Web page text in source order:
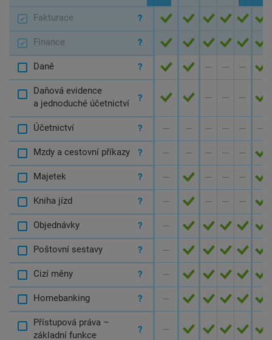
Fakturace ? A A A A A A
Finance ? A A A A A A
Daně ? A A N N N A
Daňová evidence
a jednoduché účetnictví
? A A N N N A
Účetnictví ? N N N N N N
Mzdy a cestovní příkazy ? N N N N N A
Majetek ? N A N N N A
Kniha jízd ? N A N N N A
Objednávky ? N A A A A A
Poštovní sestavy ? N A A A A A
Cizí měny ? N A A A A A
Homebanking ? N A A A A A
Přístupová práva –
základní funkce
? N A A A A A